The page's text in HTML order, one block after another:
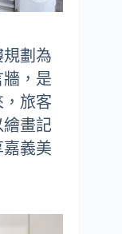
劃為
，是
旅客
繪畫記
義美